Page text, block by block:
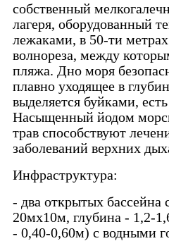
собственный
лагеря, оборудованный
лежаками, в 50-ти
волнореза, между
пляжа. Дно моря
плавно уходящее в
выделяется буйками,
Насыщенный йодом
трав способствуют
заболеваний верхних
Инфраструктура:
- два открытых
20мх10м, глубина - 1,2-
- 0,40-0,60м) с водными